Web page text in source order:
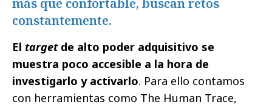
más que confortable, buscan retos
constantemente.
El targetde alto poder adquisitivo se
muestra poco accesible a la hora de
investigarlo y activarlo. Para ello contamos
con herramientas como The Human Trace,